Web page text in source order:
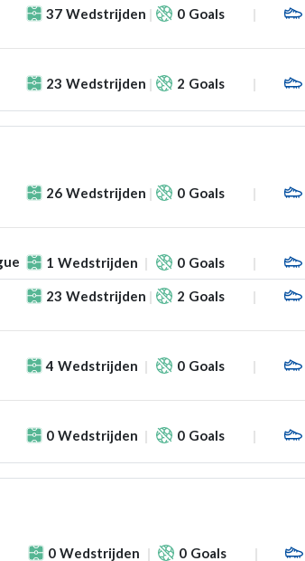
37 Wedstrijden 0 Goals
23 Wedstrijden 2 Goals
26 Wedstrijden 0 Goals
1 Wedstrijden 0 Goals
23 Wedstrijden 2 Goals
4 Wedstrijden 0 Goals
0 Wedstrijden 0 Goals
0 Wedstrijden 0 Goals